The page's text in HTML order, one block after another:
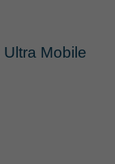
Ultra Mobile